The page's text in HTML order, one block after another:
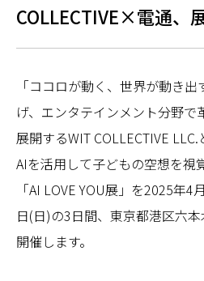
COLLECTIVE×電通、
「ココロが動く、世界が動き
げ、エンタテインメント分野で
展開するWIT COLLECTIVE
AIを活用して子どもの空想を視
「AI LOVE YOU展」を2025年
日(日)の3日間、東京都港区六本
開催します。